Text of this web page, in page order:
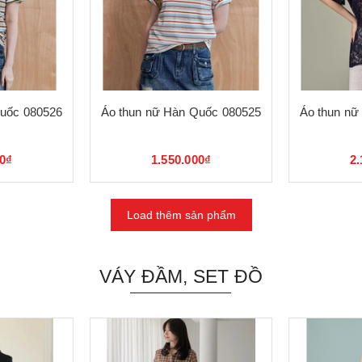
080526 Áo thun nữ Hàn Quốc 080525
1.550.000₫
Áo thun nữ
Load thêm sản phẩm
VÁY ĐẦM, SET ĐỒ